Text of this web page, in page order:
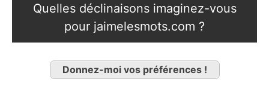
Quelles déclinaisons imaginez-vous
pour jaimelesmots.com ?
Donnez-moi vos préférences !